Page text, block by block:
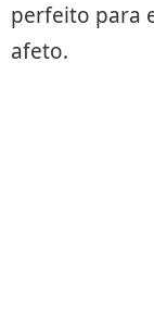
perfeito para
afeto.